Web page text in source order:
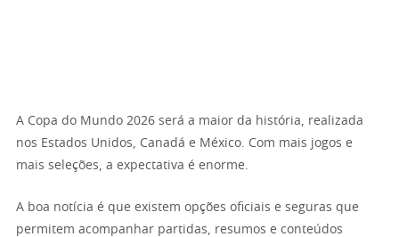
A Copa do Mundo 2026 será a maior da história, realizada
nos Estados Unidos, Canadá e México. Com mais jogos e
mais seleções, a expectativa é enorme.
A boa notícia é que existem opções oficiais e seguras que
permitem acompanhar partidas, resumos e conteúdos